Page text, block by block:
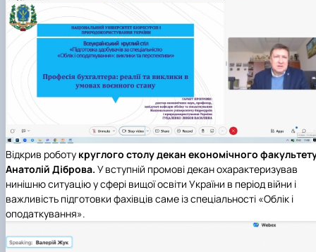
Відкрив роботу круглого столу декан економічного
Анатолій Діброва. У вступній промові декан охарактеризував
нинішню ситуацію у сфері вищої освіти України в період війни і
важливість підготовки фахівців саме із спеціальності «Облік і
оподаткування».